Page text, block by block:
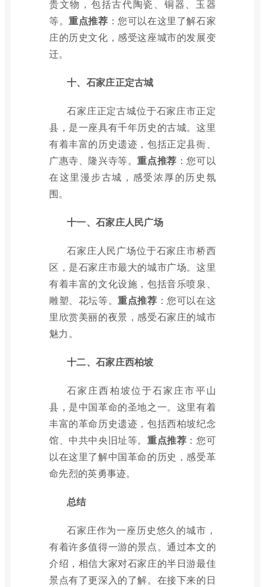
贵文物，包括古代陶瓷、铜器、玉器
等。重点推荐 ：您可以在这里了解石家
庄的历史文化，感受这座城市的发展变
迁。
十、石家庄正定古城
石家庄正定古城位于石家庄市正定
县，是一座具有千年历史的古城。这里
有着丰富的历史遗迹，包括正定县衙、
广惠寺、隆兴寺等。重点推荐 ：您可以
在这里漫步古城，感受浓厚的历史氛
围。
十一、石家庄人民广场
石家庄人民广场位于石家庄市桥西
区，是石家庄市最大的城市广场。这里
有着丰富的文化设施，包括音乐喷泉、
雕塑、花坛等。重点推荐 ：您可以在这
里欣赏美丽的夜景，感受石家庄的城市
魅力。
十二、石家庄西柏坡
石家庄西柏坡位于石家庄市平山
县，是中国革命的圣地之一。这里有着
丰富的革命历史遗迹，包括西柏坡纪念
馆、中共中央旧址等。重点推荐 ：您可
以在这里了解中国革命的历史，感受革
命先烈的英勇事迹。
总结
石家庄作为一座历史悠久的城市，
有着许多值得一游的景点。通过本文的
介绍，相信大家对石家庄的半日游最佳
景点有了更深入的了解。在接下来的日